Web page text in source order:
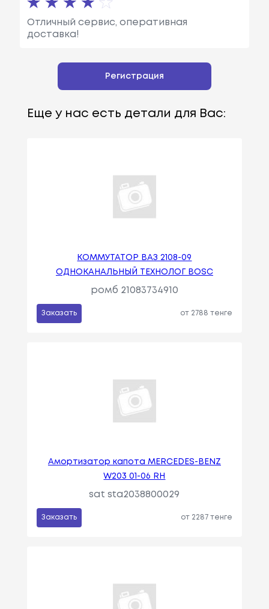
Отличный сервис, оперативная
доставка!
Регистрация
Еще у нас есть детали для Вас:
КОММУТАТОР ВАЗ 2108-09
ОДНОКАНАЛЬНЫЙ ТЕХНОЛОГ BOSC
ромб 21083734910
Заказать от 2788 тенге
Амортизатор капота MERCEDES-BENZ
W203 01-06 RH
sat sta2038800029
Заказать от 2287 тенге